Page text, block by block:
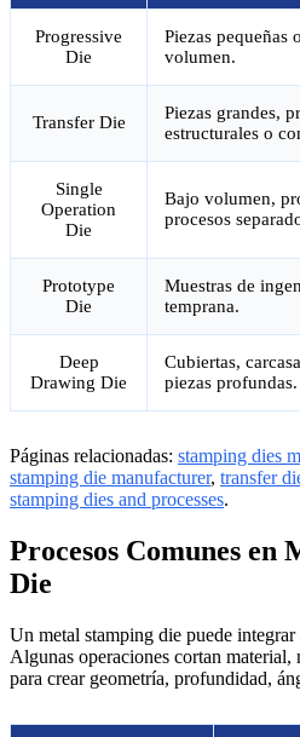
Progressive
Die
Piezas pequeñas
volumen.
Transfer Die
Piezas grandes,
estructurales o
Single
Operation
Die
Bajo volumen,
procesos
Prototype
Die
Muestras de
temprana.
Deep
Drawing Die
Cubiertas,
piezas profundas.
Páginas relacionadas: stamping dies
stamping die manufacturer, transfer
stamping dies and processes.
Procesos Comunes en
Die
Un metal stamping die puede integrar
Algunas operaciones cortan material,
para crear geometría, profundidad,